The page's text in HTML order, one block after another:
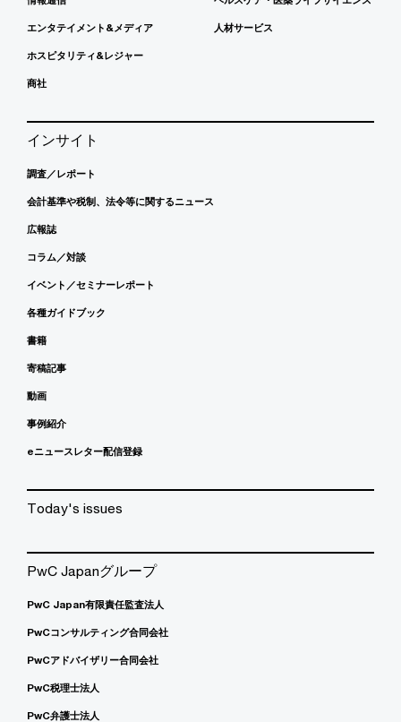
エンタテイメント&メディア
ホスピタリティ&レジャー
商社
人材サービス
インサイト
調査／レポート
会計基準や税制、法令等に関するニュース
広報誌
コラム／対談
イベント／セミナーレポート
各種ガイドブック
書籍
寄稿記事
動画
事例紹介
eニュースレター配信登録
Today's issues
PwC Japanグループ
PwC Japan有限責任監査法人
PwCコンサルティング合同会社
PwCアドバイザリー合同会社
PwC税理士法人
PwC弁護士法人